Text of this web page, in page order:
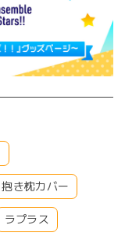
抱き枕カバー
ラプラス